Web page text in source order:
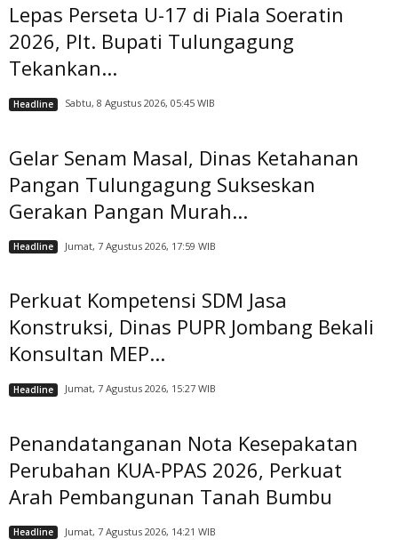
Lepas Perseta U-17 di Piala Soeratin
2026, Plt. Bupati Tulungagung
Tekankan...
Headline Sabtu, 8 Agustus 2026, 05:45 WIB
Gelar Senam Masal, Dinas Ketahanan
Pangan Tulungagung Sukseskan
Gerakan Pangan Murah...
Headline Jumat, 7 Agustus 2026, 17:59 WIB
Perkuat Kompetensi SDM Jasa
Konstruksi, Dinas PUPR Jombang Bekali
Konsultan MEP...
Headline Jumat, 7 Agustus 2026, 15:27 WIB
Penandatanganan Nota Kesepakatan
Perubahan KUA-PPAS 2026, Perkuat
Arah Pembangunan Tanah Bumbu
Headline Jumat, 7 Agustus 2026, 14:21 WIB